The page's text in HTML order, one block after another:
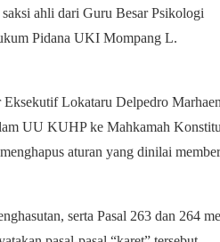
ahli dari Guru Besar Psikologi
Pidana UKI Mompang L.
Lokataru Delpedro
UU KUHP ke Mahkamah
aturan yang dinilai
serta Pasal 263 dan 264